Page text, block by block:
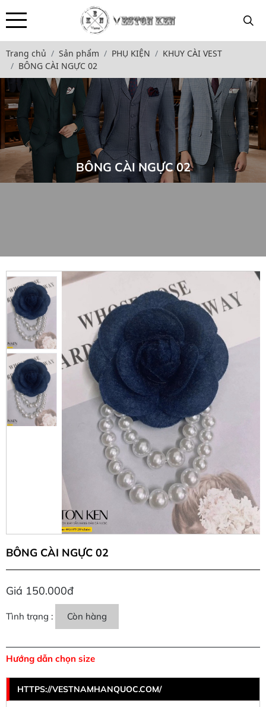
Trang chủ Sản phẩm PHỤ KIỆN
KHUY CÀI VEST
BÔNG CÀI NGỰC 02
BÔNG CÀI NGỰC 02
BÔNG CÀI NGỰC 02
Giá 150.000đ
Tình trạng : Còn hàng
Hướng dẫn chọn size
HTTPS://VESTNAMHANQUOC.COM/